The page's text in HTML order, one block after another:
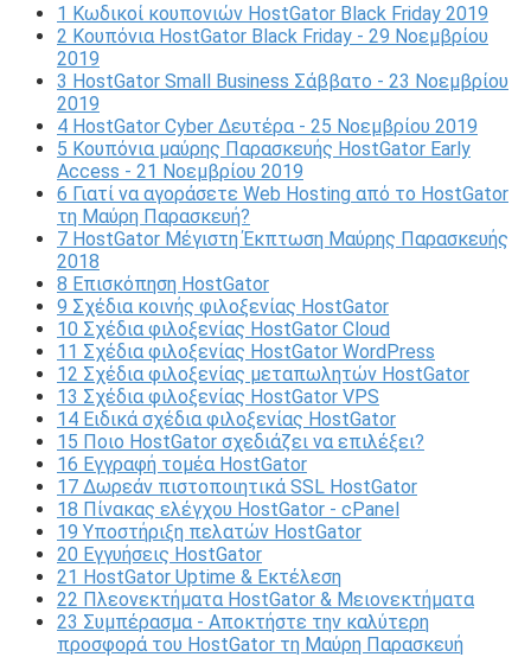
1 Κωδικοί κουπονιών HostGator Black Friday 2019
2 Κουπόνια HostGator Black Friday - 29 Νοεμβρίου
2019
3 HostGator Small Business Σάββατο - 23 Νοεμβρίου
2019
4 HostGator Cyber ​​Δευτέρα - 25 Νοεμβρίου 2019
5 Κουπόνια μαύρης Παρασκευής HostGator Early
Access - 21 Νοεμβρίου 2019
6 Γιατί να αγοράσετε Web Hosting από το HostGator
τη Μαύρη Παρασκευή?
7 HostGator Μέγιστη Έκπτωση Μαύρης Παρασκευής
2018
8 Επισκόπηση HostGator
9 Σχέδια κοινής φιλοξενίας HostGator
10 Σχέδια φιλοξενίας HostGator Cloud
11 Σχέδια φιλοξενίας HostGator WordPress
12 Σχέδια φιλοξενίας μεταπωλητών HostGator
13 Σχέδια φιλοξενίας HostGator VPS
14 Ειδικά σχέδια φιλοξενίας HostGator
15 Ποιο HostGator σχεδιάζει να επιλέξει?
16 Εγγραφή τομέα HostGator
17 Δωρεάν πιστοποιητικά SSL HostGator
18 Πίνακας ελέγχου HostGator - cPanel
19 Υποστήριξη πελατών HostGator
20 Εγγυήσεις HostGator
21 HostGator Uptime & Εκτέλεση
22 Πλεονεκτήματα HostGator & Μειονεκτήματα
23 Συμπέρασμα - Αποκτήστε την καλύτερη
προσφορά του HostGator τη Μαύρη Παρασκευή